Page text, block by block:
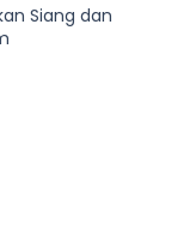
Siang dan